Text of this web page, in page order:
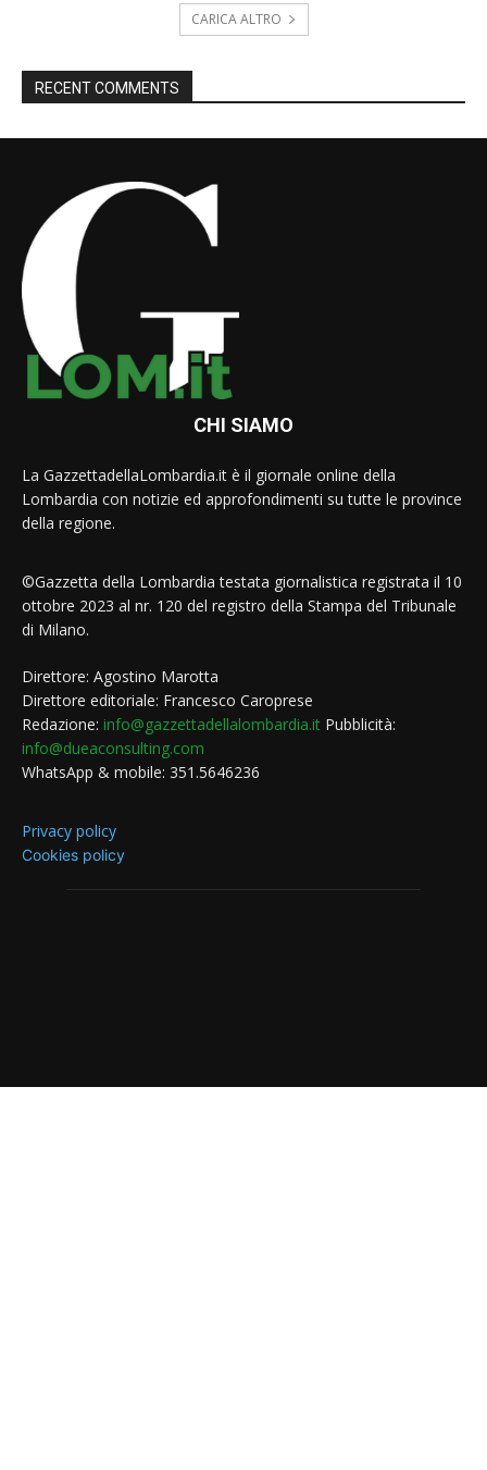
CARICA ALTRO
RECENT COMMENTS
CHI SIAMO
La GazzettadellaLombardia.it è il giornale online della
Lombardia con notizie ed approfondimenti su tutte le province
della regione.
©Gazzetta della Lombardia testata giornalistica registrata il 10
ottobre 2023 al nr. 120 del registro della Stampa del Tribunale
di Milano.
Direttore: Agostino Marotta
Direttore editoriale: Francesco Caroprese
Redazione: info@gazzettadellalombardia.it Pubblicità:
info@dueaconsulting.com
WhatsApp & mobile: 351.5646236
Privacy policy
Cookies policy